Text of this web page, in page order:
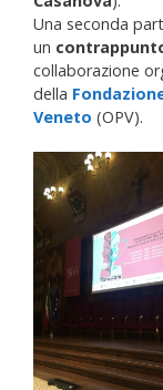
Una seconda
un
collaborazione
della
Veneto (OPV).